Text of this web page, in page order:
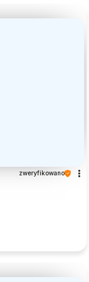
zweryfikowano